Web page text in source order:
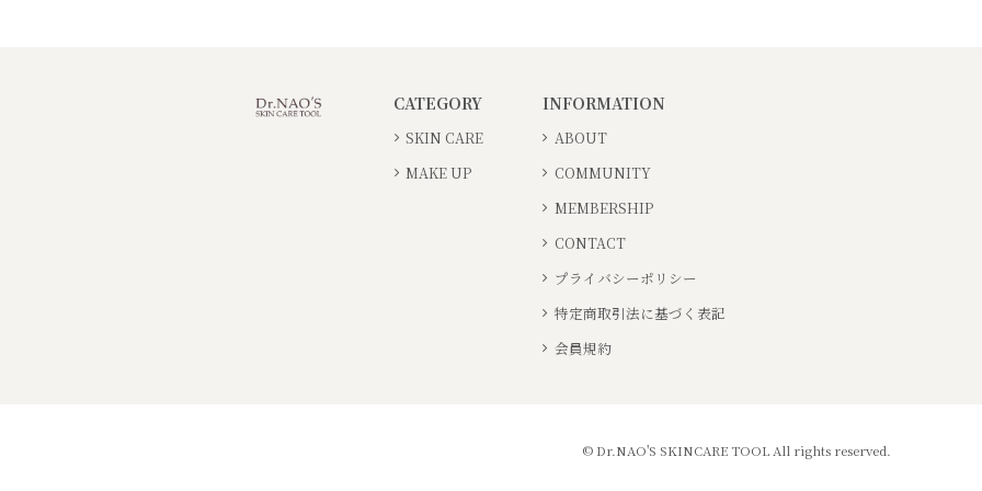
CATEGORY
SKIN CARE
MAKE UP
INFORMATION
ABOUT
COMMUNITY
MEMBERSHIP
CONTACT
プライバシーポリシー
特定商取引法に基づく表記
会員規約
© Dr.NAO'S SKINCARE TOOL All rights reserved.